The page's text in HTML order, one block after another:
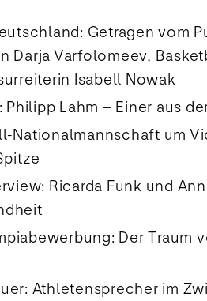
Getragen vom
Darja Varfolomeev,
Isabell Nowak
Philipp Lahm – Einer aus
Nationalmannschaft um
Ricarda Funk und
Der Traum
Athletensprecher im